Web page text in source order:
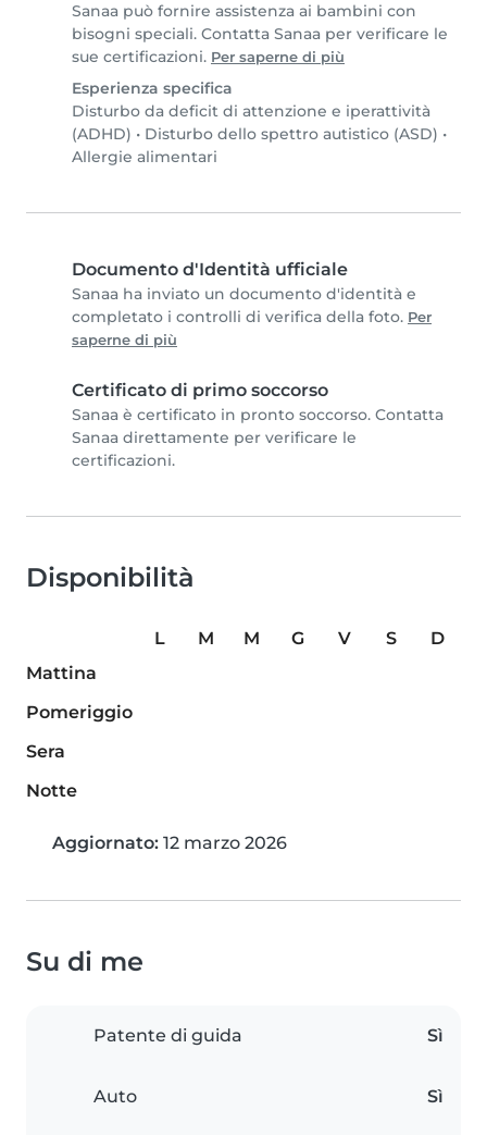
Sanaa può fornire assistenza ai bambini con
bisogni speciali. Contatta Sanaa per verificare le
sue certificazioni. Per saperne di più
Esperienza specifica
Disturbo da deficit di attenzione e iperattività
(ADHD) • Disturbo dello spettro autistico (ASD) •
Allergie alimentari
Documento d'Identità ufficiale
Sanaa ha inviato un documento d'identità e
completato i controlli di verifica della foto. Per
saperne di più
Certificato di primo soccorso
Sanaa è certificato in pronto soccorso. Contatta
Sanaa direttamente per verificare le
certificazioni.
Disponibilità
L M M G V S
D
Mattina
Pomeriggio
Sera
Notte
Aggiornato: 12 marzo 2026
Su di me
Patente di guida Sì
Auto Sì